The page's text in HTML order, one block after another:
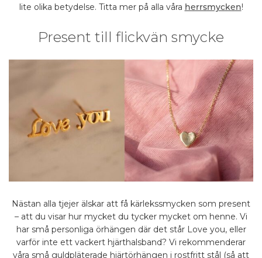
lite olika betydelse. Titta mer på alla våra herrsmycken!
Present till flickvän smycke
Nästan alla tjejer älskar att få kärlekssmycken som present
– att du visar hur mycket du tycker mycket om henne. Vi
har små personliga örhängen där det står Love you, eller
varför inte ett vackert hjärthalsband? Vi rekommenderar
våra små guldpläterade hjärtörhängen i rostfritt stål (så att